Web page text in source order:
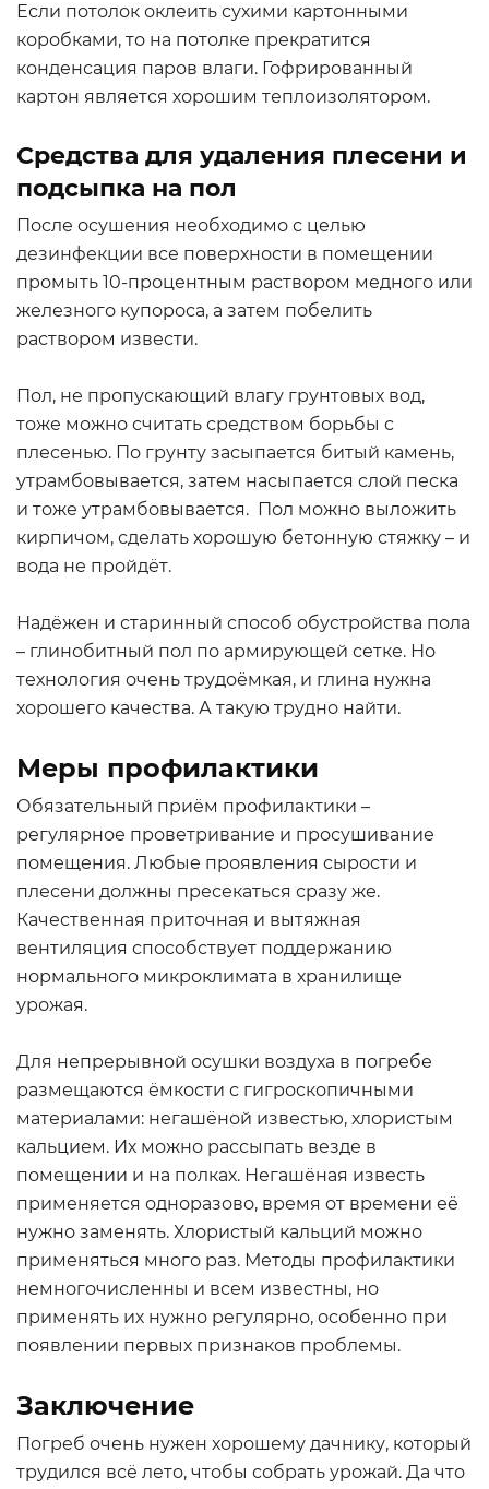
Если потолок оклеить сухими картонными
коробками, то на потолке прекратится
конденсация паров влаги. Гофрированный
картон является хорошим теплоизолятором.
Средства для удаления плесени и
подсыпка на пол
После осушения необходимо с целью
дезинфекции все поверхности в помещении
промыть 10-процентным раствором медного или
железного купороса, а затем побелить
раствором извести.
Пол, не пропускающий влагу грунтовых вод,
тоже можно считать средством борьбы с
плесенью. По грунту засыпается битый камень,
утрамбовывается, затем насыпается слой песка
и тоже утрамбовывается. Пол можно выложить
кирпичом, сделать хорошую бетонную стяжку – и
вода не пройдёт.
Надёжен и старинный способ обустройства пола
– глинобитный пол по армирующей сетке. Но
технология очень трудоёмкая, и глина нужна
хорошего качества. А такую трудно найти.
Меры профилактики
Обязательный приём профилактики –
регулярное проветривание и просушивание
помещения. Любые проявления сырости и
плесени должны пресекаться сразу же.
Качественная приточная и вытяжная
вентиляция способствует поддержанию
нормального микроклимата в хранилище
урожая.
Для непрерывной осушки воздуха в погребе
размещаются ёмкости с гигроскопичными
материалами: негашёной известью, хлористым
кальцием. Их можно рассыпать везде в
помещении и на полках. Негашёная известь
применяется одноразово, время от времени её
нужно заменять. Хлористый кальций можно
применяться много раз. Методы профилактики
немногочисленны и всем известны, но
применять их нужно регулярно, особенно при
появлении первых признаков проблемы.
Заключение
Погреб очень нужен хорошему дачнику, который
трудился всё лето, чтобы собрать урожай. Да что